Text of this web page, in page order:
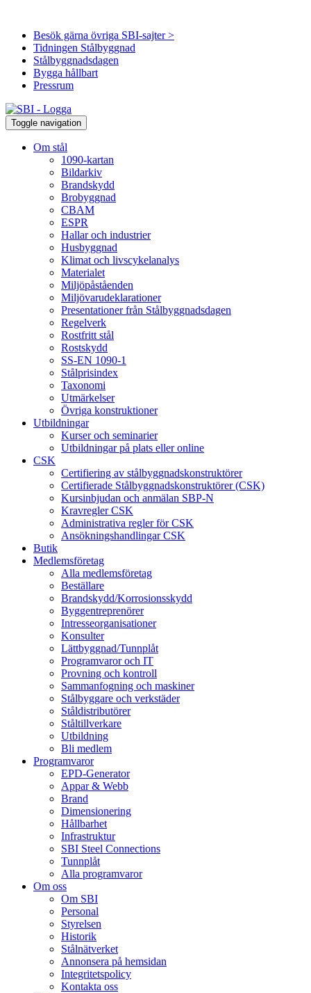
Besök gärna övriga SBI-sajter >
Tidningen Stålbyggnad
Stålbyggnadsdagen
Bygga hållbart
Pressrum
Toggle navigation
Om stål
1090-kartan
Bildarkiv
Brandskydd
Brobyggnad
CBAM
ESPR
Hallar och industrier
Husbyggnad
Klimat och livscykelanalys
Materialet
Miljöpåståenden
Miljövarudeklarationer
Presentationer från Stålbyggnadsdagen
Regelverk
Rostfritt stål
Rostskydd
SS-EN 1090-1
Stålprisindex
Taxonomi
Utmärkelser
Övriga konstruktioner
Utbildningar
Kurser och seminarier
Utbildningar på plats eller online
CSK
Certifiering av stålbyggnadskonstruktörer
Certifierade Stålbyggnadskonstruktörer (CSK)
Kursinbjudan och anmälan SBP-N
Kravregler CSK
Administrativa regler för CSK
Ansökningshandlingar CSK
Butik
Medlemsföretag
Alla medlemsföretag
Beställare
Brandskydd/Korrosionsskydd
Byggentreprenörer
Intresseorganisationer
Konsulter
Lättbyggnad/Tunnplåt
Programvaror och IT
Provning och kontroll
Sammanfogning och maskiner
Stålbyggare och verkstäder
Ståldistributörer
Ståltillverkare
Utbildning
Bli medlem
Programvaror
EPD-Generator
Appar & Webb
Brand
Dimensionering
Hållbarhet
Infrastruktur
SBI Steel Connections
Tunnplåt
Alla programvaror
Om oss
Om SBI
Personal
Styrelsen
Historik
Stålnätverket
Annonsera på hemsidan
Integritetspolicy
Kontakta oss